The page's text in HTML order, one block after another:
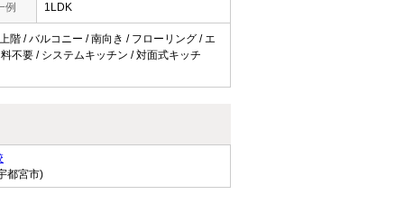
例 1LDK
階 / バルコニー / 南向き / フローリング / エ
不要 / システムキッチン / 対面式キッチ
都宮市)